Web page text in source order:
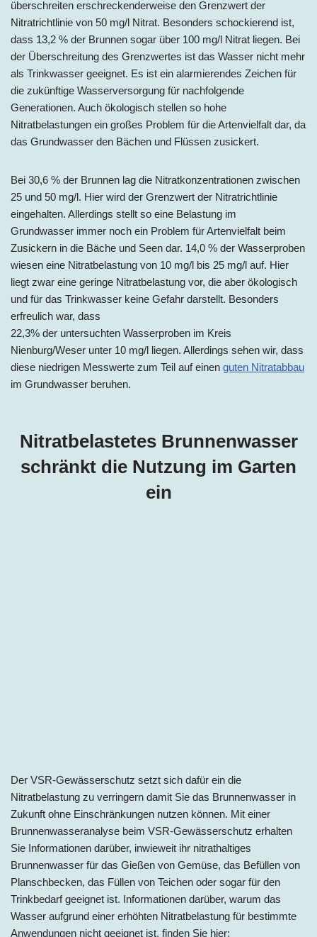
überschreiten erschreckenderweise den Grenzwert der
Nitratrichtlinie von 50 mg/l Nitrat. Besonders schockierend ist,
dass 13,2 % der Brunnen sogar über 100 mg/l Nitrat liegen. Bei
der Überschreitung des Grenzwertes ist das Wasser nicht mehr
als Trinkwasser geeignet. Es ist ein alarmierendes Zeichen für
die zukünftige Wasserversorgung für nachfolgende
Generationen. Auch ökologisch stellen so hohe
Nitratbelastungen ein großes Problem für die Artenvielfalt dar, da
das Grundwasser den Bächen und Flüssen zusickert.
Bei 30,6 % der Brunnen lag die Nitratkonzentrationen zwischen
25 und 50 mg/l. Hier wird der Grenzwert der Nitratrichtlinie
eingehalten. Allerdings stellt so eine Belastung im
Grundwasser immer noch ein Problem für Artenvielfalt beim
Zusickern in die Bäche und Seen dar. 14,0 % der Wasserproben
wiesen eine Nitratbelastung von 10 mg/l bis 25 mg/l auf. Hier
liegt zwar eine geringe Nitratbelastung vor, die aber ökologisch
und für das Trinkwasser keine Gefahr darstellt. Besonders
erfreulich war, dass
22,3% der untersuchten Wasserproben im Kreis
Nienburg/Weser unter 10 mg/l liegen. Allerdings sehen wir, dass
diese niedrigen Messwerte zum Teil auf einen guten Nitratabbau
im Grundwasser beruhen.
Nitratbelastetes Brunnenwasser
schränkt die Nutzung im Garten
ein
Der VSR-Gewässerschutz setzt sich dafür ein die
Nitratbelastung zu verringern damit Sie das Brunnenwasser in
Zukunft ohne Einschränkungen nutzen können. Mit einer
Brunnenwasseranalyse beim VSR-Gewässerschutz erhalten
Sie Informationen darüber, inwieweit ihr nitrathaltiges
Brunnenwasser für das Gießen von Gemüse, das Befüllen von
Planschbecken, das Füllen von Teichen oder sogar für den
Trinkbedarf geeignet ist. Informationen darüber, warum das
Wasser aufgrund einer erhöhten Nitratbelastung für bestimmte
Anwendungen nicht geeignet ist, finden Sie hier: